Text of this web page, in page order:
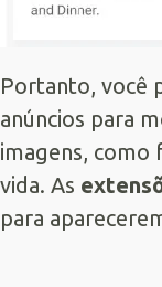
Portanto, você
anúncios para
imagens,
vida. As
para